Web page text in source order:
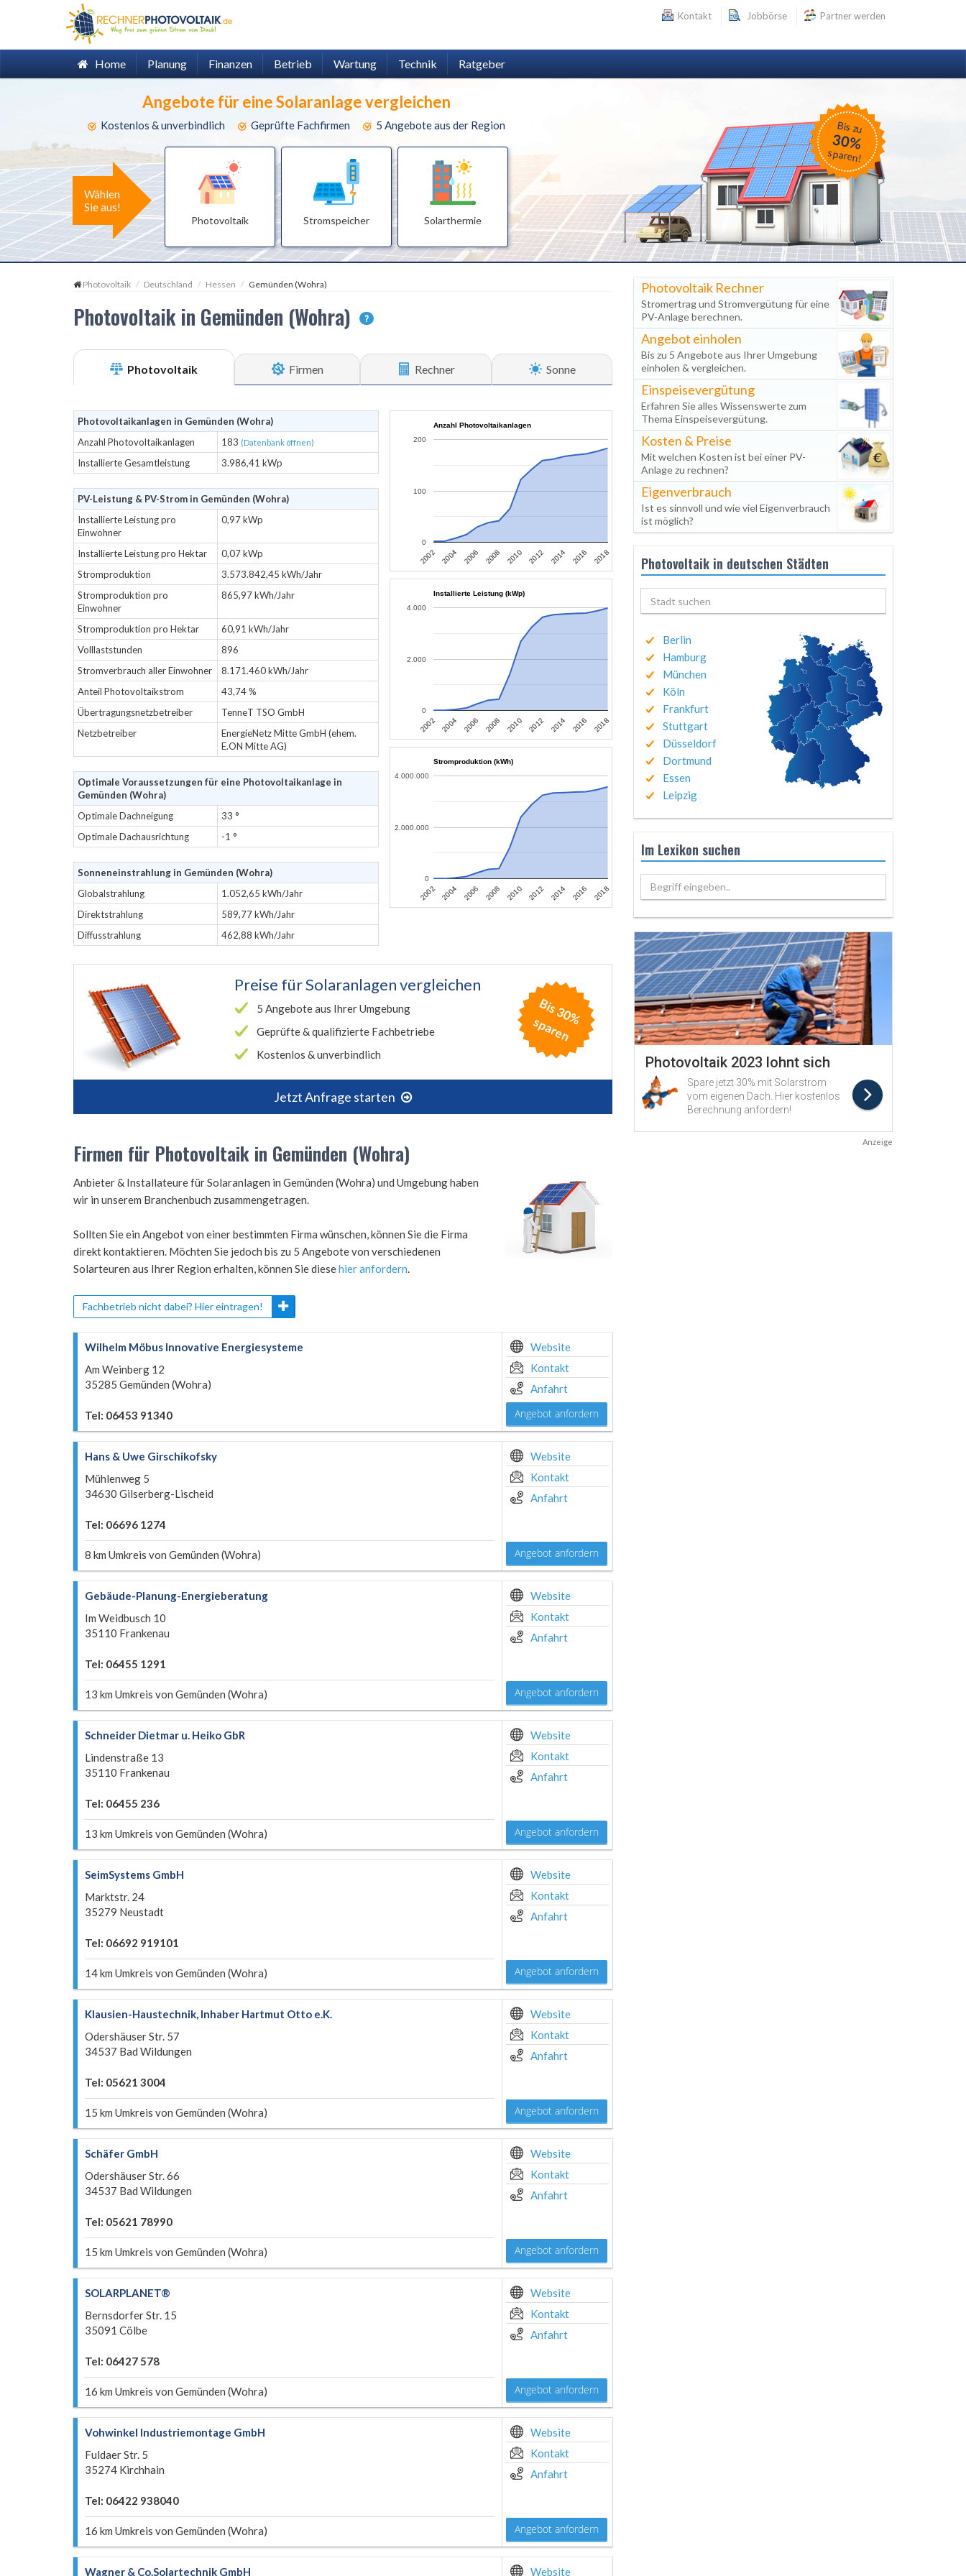
Kontakt Jobbörse Partner werden
Home Planung Finanzen Betrieb Wartung Technik Ratgeber
Angebote für eine Solaranlage vergleichen
Kostenlos & unverbindlich Geprüfte Fachfirmen 5 Angebote aus der Region
Wählen
Sie aus!
Photovoltaik Stromspeicher Solarthermie
Bis zu
30%
sparen!
Photovoltaik Deutschland Hessen Gemünden (Wohra)
Photovoltaik in Gemünden (Wohra) ?
Photovoltaik Firmen Rechner Sonne
Photovoltaikanlagen in Gemünden (Wohra)
Anzahl Photovoltaikanlagen
183 (Datenbank öffnen)
Installierte Gesamtleistung 3.986,41 kWp
PV-Leistung & PV-Strom in Gemünden (Wohra)
Installierte Leistung pro
Einwohner
0,97 kWp
Installierte Leistung pro Hektar
0,07 kWp
Stromproduktion
3.573.842,45 kWh/Jahr
Stromproduktion pro
Einwohner
865,97 kWh/Jahr
Stromproduktion pro Hektar
60,91 kWh/Jahr
Volllaststunden
896
Stromverbrauch aller Einwohner
8.171.460 kWh/Jahr
Anteil Photovoltaikstrom
43,74 %
Übertragungsnetzbetreiber
TenneT TSO GmbH
Netzbetreiber
EnergieNetz Mitte GmbH (ehem.
E.ON Mitte AG)
Optimale Voraussetzungen für eine Photovoltaikanlage in
Gemünden (Wohra)
Optimale Dachneigung
33 °
Optimale Dachausrichtung
-1 °
Sonneneinstrahlung in Gemünden (Wohra)
Globalstrahlung
1.052,65 kWh/Jahr
Direktstrahlung
589,77 kWh/Jahr
Diffusstrahlung
462,88 kWh/Jahr
Anzahl Photovoltaikanlagen
2002 2004 2006 2008 2010 2012 2014 2016 2018
0
100
200
Installierte Leistung (kWp)
2002 2004 2006 2008 2010 2012 2014 2016 2018
0
2.000
4.000
Stromproduktion (kWh)
2002 2004 2006 2008 2010 2012 2014 2016 2018
0
2.000.000
4.000.000
Preise fürSolaranlagen vergleichen
5 Angebote aus Ihrer Umgebung
Geprüfte & qualifizierte Fachbetriebe
Kostenlos & unverbindlich
Jetzt Anfrage starten
B
is
3
0
%
s
p
a
r
e
n
Firmen für Photovoltaik in Gemünden (Wohra)
Anbieter & Installateure für Solaranlagen in Gemünden (Wohra) und Umgebung haben
wir in unserem Branchenbuch zusammengetragen.
Sollten Sie ein Angebot von einer bestimmten Firma wünschen, können Sie die Firma
direkt kontaktieren. Möchten Sie jedoch bis zu 5 Angebote von verschiedenen
Solarteuren aus Ihrer Region erhalten, können Sie diesehier anfordern.
Fachbetrieb nicht dabei? Hier eintragen!
Wilhelm Möbus Innovative Energiesysteme
Am Weinberg 12
35285 Gemünden (Wohra)
Tel: 06453 91340
Website
Kontakt
Anfahrt
Angebot anfordern
Hans & Uwe Girschikofsky
Mühlenweg 5
34630 Gilserberg-Lischeid
Tel: 06696 1274
8 km Umkreis von Gemünden (Wohra)
Website
Kontakt
Anfahrt
Angebot anfordern
Gebäude-Planung-Energieberatung
Im Weidbusch 10
35110 Frankenau
Tel: 06455 1291
13 km Umkreis von Gemünden (Wohra)
Website
Kontakt
Anfahrt
Angebot anfordern
Schneider Dietmar u. Heiko GbR
Lindenstraße 13
35110 Frankenau
Tel: 06455 236
13 km Umkreis von Gemünden (Wohra)
Website
Kontakt
Anfahrt
Angebot anfordern
SeimSystems GmbH
Marktstr. 24
35279 Neustadt
Tel: 06692 919101
14 km Umkreis von Gemünden (Wohra)
Website
Kontakt
Anfahrt
Angebot anfordern
Klausien-Haustechnik, Inhaber Hartmut Otto e.K.
Odershäuser Str. 57
34537 Bad Wildungen
Tel: 05621 3004
15 km Umkreis von Gemünden (Wohra)
Website
Kontakt
Anfahrt
Angebot anfordern
Schäfer GmbH
Odershäuser Str. 66
34537 Bad Wildungen
Tel: 05621 78990
15 km Umkreis von Gemünden (Wohra)
Website
Kontakt
Anfahrt
Angebot anfordern
SOLARPLANET®
Bernsdorfer Str. 15
35091 Cölbe
Tel: 06427 578
16 km Umkreis von Gemünden (Wohra)
Website
Kontakt
Anfahrt
Angebot anfordern
Vohwinkel Industriemontage GmbH
Fuldaer Str. 5
35274 Kirchhain
Tel: 06422 938040
16 km Umkreis von Gemünden (Wohra)
Website
Kontakt
Anfahrt
Angebot anfordern
Wagner & Co.Solartechnik GmbH Website
Photovoltaik Rechner
Stromertrag und Stromvergütung für eine
PV-Anlage berechnen.
Angebot einholen
Bis zu 5 Angebote aus Ihrer Umgebung
einholen & vergleichen.
Einspeisevergütung
Erfahren Sie alles Wissenswerte zum
Thema Einspeisevergütung.
Kosten & Preise
Mit welchen Kosten ist bei einer PV-
Anlage zu rechnen?
Eigenverbrauch
Ist es sinnvoll und wie viel Eigenverbrauch
ist möglich?
Photovoltaik in deutschen Städten
Berlin
Hamburg
München
Köln
Frankfurt
Stuttgart
Düsseldorf
Dortmund
Essen
Leipzig
Im Lexikon suchen
Begriff eingeben..
Anzeige